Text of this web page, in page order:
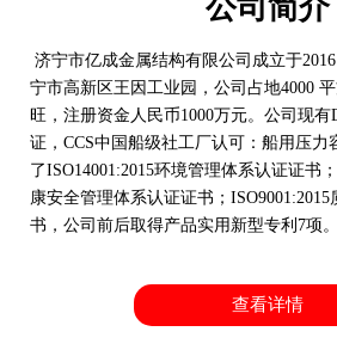
公司简介
济宁市亿成金属结构有限公司成立于
宁市高新区王因工业园，公司占地4000
旺，注册资金人民币1000万元。公司现
证，CCS中国船级社工厂认可：船用压力
了ISO14001:2015环境管理体系认证证书
康安全管理体系认证证书；
书，公司前后取得产品实用新型专利7项。
查看详情